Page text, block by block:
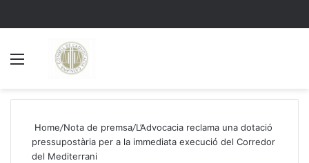
Home/Nota de premsa/L’Advocacia reclama una dotació
pressupostària per a la immediata execució del Corredor
del Mediterrani